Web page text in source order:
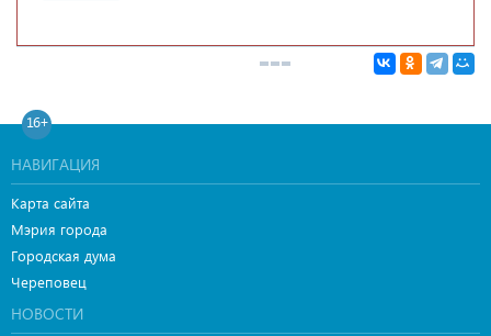
16+
НАВИГАЦИЯ
Карта сайта
Мэрия города
Городская дума
Череповец
НОВОСТИ